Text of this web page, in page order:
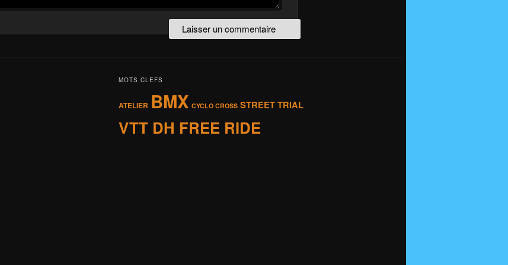
MOTS CLEFS
ATELIER BMX CYCLO CROSS STREET TRIAL
VTT DH FREE RIDE